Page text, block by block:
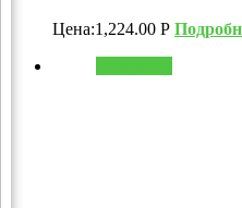
Цена:1,224.00 Р